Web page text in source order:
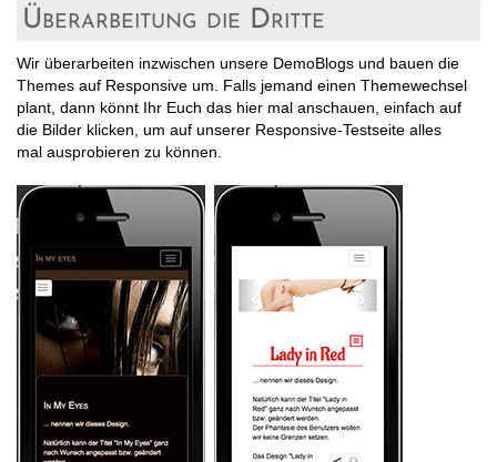
Überarbeitung die Dritte
Wir überarbeiten inzwischen unsere DemoBlogs und bauen die
Themes auf Responsive um. Falls jemand einen Themewechsel
plant, dann könnt Ihr Euch das hier mal anschauen, einfach auf
die Bilder klicken, um auf unserer Responsive-Testseite alles
mal ausprobieren zu können.